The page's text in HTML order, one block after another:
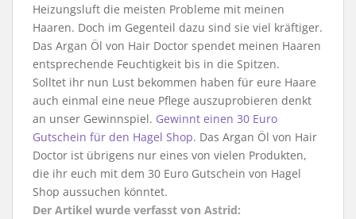
Heizungsluft die meisten Probleme mit meinen
Haaren. Doch im Gegenteil dazu sind sie viel kräftiger.
Das Argan Öl von Hair Doctor spendet meinen Haaren
entsprechende Feuchtigkeit bis in die Spitzen.
Solltet ihr nun Lust bekommen haben für eure Haare
auch einmal eine neue Pflege auszuprobieren denkt
an unser Gewinnspiel. Gewinnt einen 30 Euro
Gutschein für den Hagel Shop. Das Argan Öl von Hair
Doctor ist übrigens nur eines von vielen Produkten,
die ihr euch mit dem 30 Euro Gutschein von Hagel
Shop aussuchen könntet.
Der Artikel wurde verfasst von Astrid: